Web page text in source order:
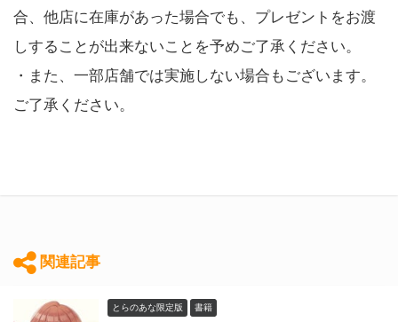
合、他店に在庫があった場合でも、プレゼントをお渡
しすることが出来ないことを予めご了承ください。
・また、一部店舗では実施しない場合もございます。
ご了承ください。
関連記事
とらのあな限定版 書籍